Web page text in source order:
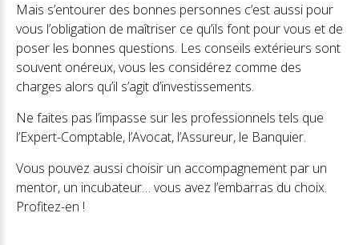
Mais s’entourer des bonnes personnes c’est aussi pour
vous l’obligation de maîtriser ce qu’ils font pour vous et de
poser les bonnes questions. Les conseils extérieurs sont
souvent onéreux, vous les considérez comme des
charges alors qu’il s’agit d’investissements.
Ne faites pas l’impasse sur les professionnels tels que
l’Expert-Comptable, l’Avocat, l’Assureur, le Banquier.
Vous pouvez aussi choisir un accompagnement par un
mentor, un incubateur… vous avez l’embarras du choix.
Profitez-en !